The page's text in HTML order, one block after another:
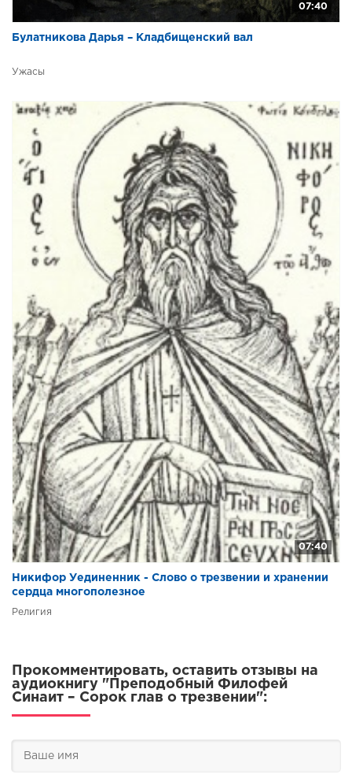
07:40
Булатникова Дарья – Кладбищенский вал
Ужасы
07:40
Никифор Уединенник - Слово о трезвении и хранении
сердца многополезное
Религия
Прокомментировать, оставить отзывы на
аудиокнигу "Преподобный Филофей
Синаит – Сорок глав о трезвении":